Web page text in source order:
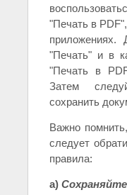
"Печать в
приложениях.
"Печать" и в
"Печать в
Затем
сохранить
Важно
следует
правила:
а)